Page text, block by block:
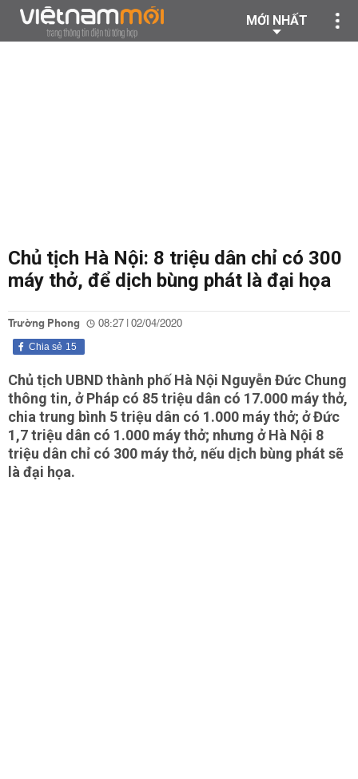
MỚI NHẤT
Chủ tịch Hà Nội: 8 triệu dân chỉ có 300
máy thở, để dịch bùng phát là đại họa
Trường Phong 08:27 | 02/04/2020
15
Chia sẻ
Chủ tịch UBND thành phố Hà Nội Nguyễn Đức Chung
thông tin, ở Pháp có 85 triệu dân có 17.000 máy thở,
chia trung bình 5 triệu dân có 1.000 máy thở; ở Đức
1,7 triệu dân có 1.000 máy thở; nhưng ở Hà Nội 8
triệu dân chỉ có 300 máy thở, nếu dịch bùng phát sẽ
là đại họa.